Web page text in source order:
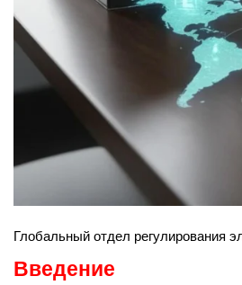
Глобальный отдел регулирования
Введение